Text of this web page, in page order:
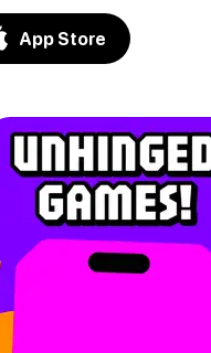
App Store